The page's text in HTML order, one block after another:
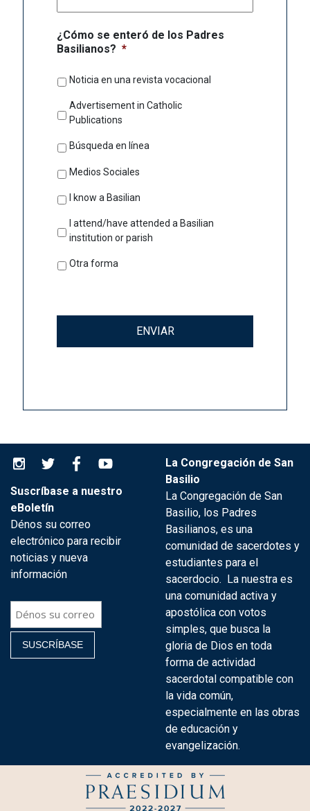
¿Cómo se enteró de los Padres
Basilianos? *
Noticia en una revista vocacional
Advertisement in Catholic
Publications
Búsqueda en línea
Medios Sociales
I know a Basilian
I attend/have attended a Basilian
institution or parish
Otra forma
Suscríbase a nuestro
eBoletín
Dénos su correo
electrónico para recibir
noticias y nueva
información
La Congregación de San
Basilio
La Congregación de San
Basilio, los Padres
Basilianos, es una
comunidad de sacerdotes y
estudiantes para el
sacerdocio. La nuestra es
una comunidad activa y
apostólica con votos
simples, que busca la
gloria de Dios en toda
forma de actividad
sacerdotal compatible con
la vida común,
especialmente en las obras
de educación y
evangelización.